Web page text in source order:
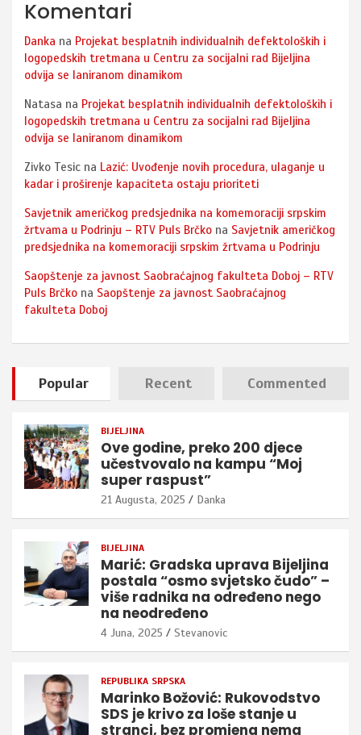
Komentari
Danka na Projekat besplatnih individualnih defektoloških i
logopedskih tretmana u Centru za socijalni rad Bijeljina
odvija se laniranom dinamikom
Natasa na Projekat besplatnih individualnih defektoloških i
logopedskih tretmana u Centru za socijalni rad Bijeljina
odvija se laniranom dinamikom
Zivko Tesic na Lazić: Uvođenje novih procedura, ulaganje u
kadar i proširenje kapaciteta ostaju prioriteti
Savjetnik američkog predsjednika na komemoraciji srpskim
žrtvama u Podrinju – RTV Puls Brčko na Savjetnik američkog
predsjednika na komemoraciji srpskim žrtvama u Podrinju
Saopštenje za javnost Saobraćajnog fakulteta Doboj – RTV
Puls Brčko na Saopštenje za javnost Saobraćajnog
fakulteta Doboj
Popular Recent Commented
BIJELJINA
Ove godine, preko 200 djece
učestvovalo na kampu “Moj
super raspust”
21 Augusta, 2025 Danka
BIJELJINA
Marić: Gradska uprava Bijeljina
postala “osmo svjetsko čudo” –
više radnika na određeno nego
na neodređeno
4 Juna, 2025 Stevanovic
REPUBLIKA SRPSKA
Marinko Božović: Rukovodstvo
SDS je krivo za loše stanje u
stranci, bez promjena nema